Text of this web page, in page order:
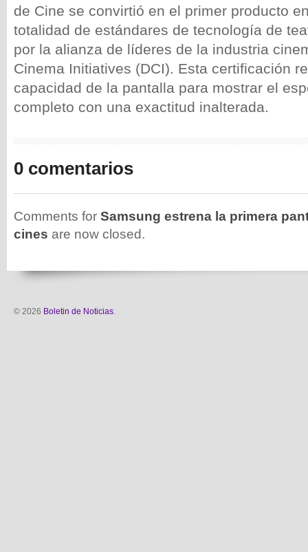
de Cine se convirtió en el primer producto
totalidad de estándares de tecnología de
por la alianza de líderes de la industria
Cinema Initiatives (DCI). Esta certificación
capacidad de la pantalla para mostrar el
completo con una exactitud inalterada.
0 comentarios
Comments for Samsung estrena la primera
cines are now closed.
© 2026 Boletin de Noticias.